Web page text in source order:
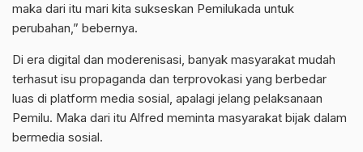
maka dari itu mari kita sukseskan Pemilukada untuk
perubahan,” bebernya.
Di era digital dan moderenisasi, banyak masyarakat mudah
terhasut isu propaganda dan terprovokasi yang berbedar
luas di platform media sosial, apalagi jelang pelaksanaan
Pemilu. Maka dari itu Alfred meminta masyarakat bijak dalam
bermedia sosial.